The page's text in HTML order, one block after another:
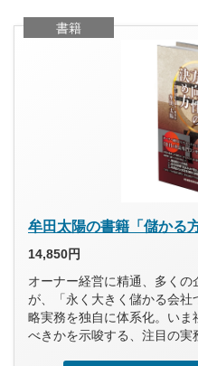
書籍
牟田太陽の書籍「儲かる
14,850円
オーナー経営に精通、多く
が、「永く大きく儲かる会
略実務を独自に体系化。い
べきかを示唆する、注目の実